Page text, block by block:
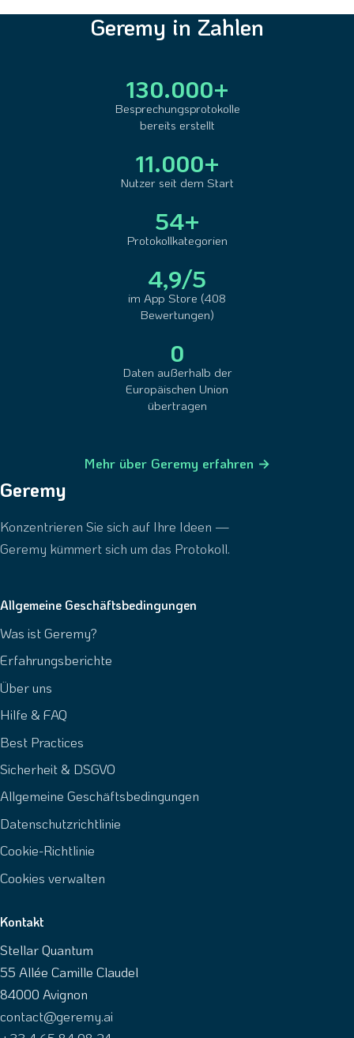
Geremy in Zahlen
130.000+
Besprechungsprotokolle
bereits erstellt
11.000+
Nutzer seit dem Start
54+
Protokollkategorien
4,9/5
im App Store (408
Bewertungen)
0
Daten außerhalb der
Europäischen Union
übertragen
Mehr über Geremy erfahren →
Geremy
Konzentrieren Sie sich auf Ihre Ideen —
Geremy kümmert sich um das Protokoll.
Allgemeine Geschäftsbedingungen
Was ist Geremy?
Erfahrungsberichte
Über uns
Hilfe & FAQ
Best Practices
Sicherheit & DSGVO
Allgemeine Geschäftsbedingungen
Datenschutzrichtlinie
Cookie-Richtlinie
Cookies verwalten
Kontakt
Stellar Quantum
55 Allée Camille Claudel
84000 Avignon
contact@geremy.ai